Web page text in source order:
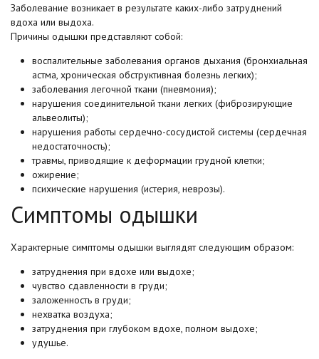
Заболевание возникает в результате каких-либо затруднений
вдоха или выдоха.
Причины одышки представляют собой:
воспалительные заболевания органов дыхания (бронхиальная
астма, хроническая обструктивная болезнь легких);
заболевания легочной ткани (пневмония);
нарушения соединительной ткани легких (фиброзирующие
альвеолиты);
нарушения работы сердечно-сосудистой системы (сердечная
недостаточность);
травмы, приводящие к деформации грудной клетки;
ожирение;
психические нарушения (истерия, неврозы).
Симптомы одышки
Характерные симптомы одышки выглядят следующим образом:
затруднения при вдохе или выдохе;
чувство сдавленности в груди;
заложенность в груди;
нехватка воздуха;
затруднения при глубоком вдохе, полном выдохе;
удушье.